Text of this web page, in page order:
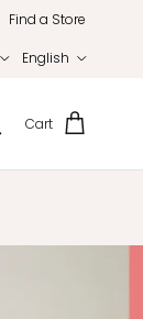
Find a Store
English
Cart